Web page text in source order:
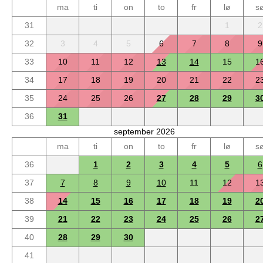
ma
ti on to fr lø
31
1
2
32
3 4 5 6 7 8
9
33
10 11 12 13 14 15
34
17 18 19 20 21 22
35
24 25 26 27 28 29
36
31
september 2026
ma
ti on to fr lø
36
1 2 3 4 5
6
37
7 8 9 10 11 12
38
14 15 16 17 18 19
39
21 22 23 24 25 26
40
28 29
30
41